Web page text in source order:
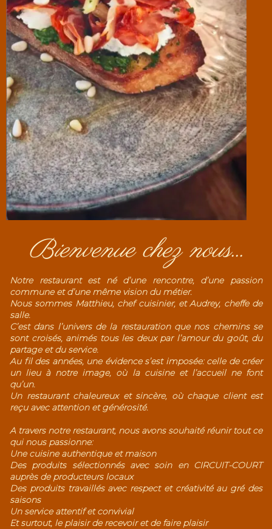
Bienvenue chez nous...
Notre restaurant est né d’une rencontre, d’une passion
commune et d’une même vision du métier.
Nous sommes Matthieu, chef cuisinier, et Audrey, cheffe de
salle.
C’est dans l’univers de la restauration que nos chemins se
sont croisés, animés tous les deux par l’amour du goût, du
partage et du service.
Au fil des années, une évidence s’est imposée: celle de créer
un lieu à notre image, où la cuisine et l’accueil ne font
qu’un.
Un restaurant chaleureux et sincère, où chaque client est
reçu avec attention et générosité.
A travers notre restaurant, nous avons souhaité réunir tout ce
qui nous passionne:
Une cuisine authentique et maison
Des produits sélectionnés avec soin en CIRCUIT-COURT
auprès de producteurs locaux
Des produits travaillés avec respect et créativité au gré des
saisons
Un service attentif et convivial
Et surtout, le plaisir de recevoir et de faire plaisir